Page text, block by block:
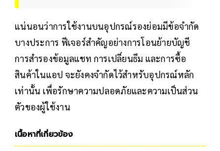
แน่นอนว่าการใช้งานบนอุปกรณ์รองย่อมมีข้อจำกัด
บางประการ ฟีเจอร์สำคัญอย่างการโอนย้ายบัญชี
การสำรองข้อมูลแชท การเปลี่ยนธีม และการซื้อ
สินค้าในแอป จะยังคงจำกัดไว้สำหรับอุปกรณ์หลัก
เท่านั้น เพื่อรักษาความปลอดภัยและความเป็นส่วน
ตัวของผู้ใช้งาน
เนื้อหาที่เกี่ยวข้อง